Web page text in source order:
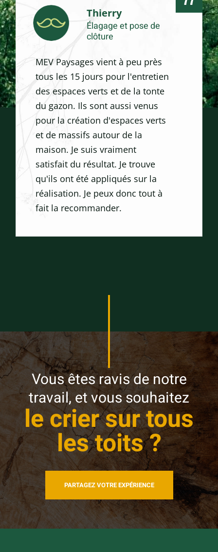
Thierry
Élagage et pose de
clôture
MEV Paysages vient à peu près
tous les 15 jours pour l'entretien
des espaces verts et de la tonte
du gazon. Ils sont aussi venus
pour la création d'espaces verts
et de massifs autour de la
maison. Je suis vraiment
satisfait du résultat. Je trouve
qu'ils ont été appliqués sur la
réalisation. Je peux donc tout à
fait la recommander.
Vous êtes ravis de notre
travail, et vous souhaitez
le crier sur tous
les toits ?
PARTAGEZ VOTRE EXPÉRIENCE